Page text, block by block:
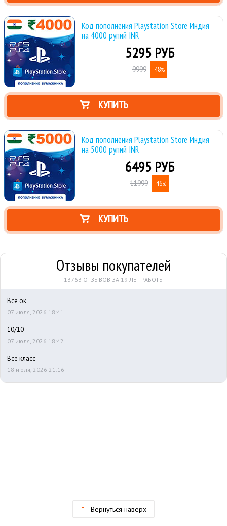
Код пополнения Playstation Store Индия
на 4000 рупий INR
5295 РУБ
9999 -48%
КУПИТЬ
Код пополнения Playstation Store Индия
на 5000 рупий INR
6495 РУБ
11999 -46%
КУПИТЬ
Отзывы покупателей
13763 ОТЗЫВОВ ЗА 19 ЛЕТ РАБОТЫ
Все ок
07 июля, 2026 18:41
10/10
07 июля, 2026 18:42
Все класс
18 июля, 2026 21:16
Вернуться наверх